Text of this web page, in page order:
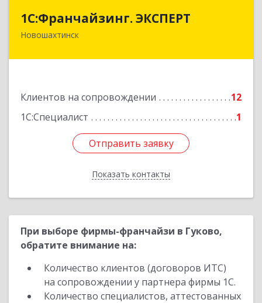
1С:Франчайзинг. ЭКСПЕРТ
Новошахтинск
Клиентов на сопровождении
12
1С:Специалист
1
Отправить заявку
Показать контакты
1С:Франчайзинг. ЭКСПЕРТ
346901, Ростовская обл, Новошахтинск г,
Отправить заявку
Назад
При выборе фирмы-франчайзи в Гуково,
обратите внимание на:
Количество клиентов (договоров ИТС)
на сопровождении у партнера фирмы 1С.
Количество специалистов, аттестованных